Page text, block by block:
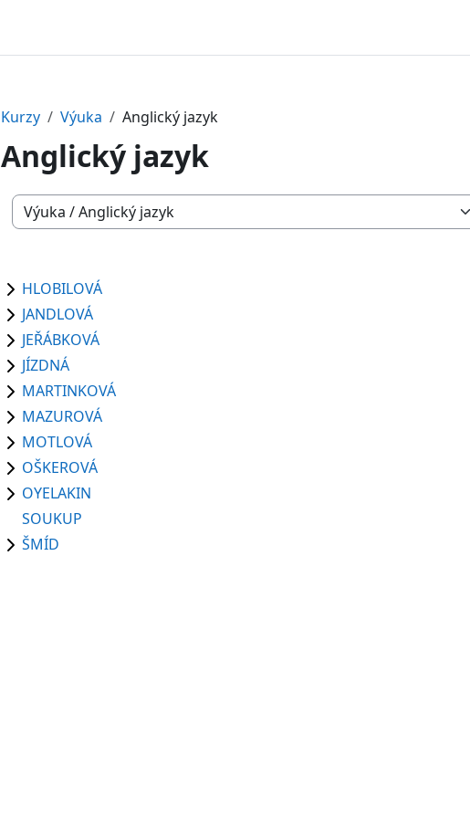
Kurzy Výuka Anglický jazyk
Anglický jazyk
Kategorie kurzů
HLOBILOVÁ
JANDLOVÁ
JEŘÁBKOVÁ
JÍZDNÁ
MARTINKOVÁ
MAZUROVÁ
MOTLOVÁ
OŠKEROVÁ
OYELAKIN
SOUKUP
ŠMÍD